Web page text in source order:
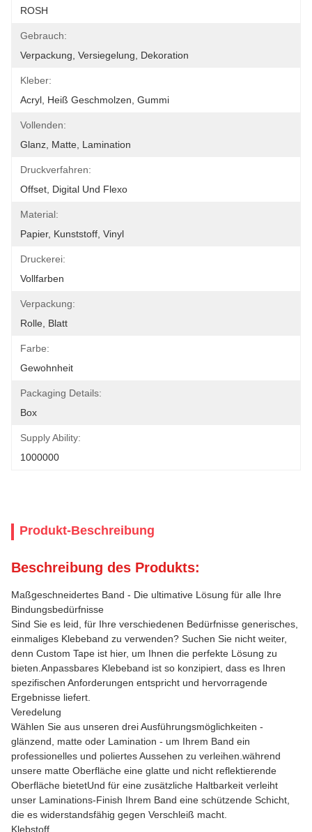
ROSH
Gebrauch:
Verpackung, Versiegelung, Dekoration
Kleber:
Acryl, Heiß Geschmolzen, Gummi
Vollenden:
Glanz, Matte, Lamination
Druckverfahren:
Offset, Digital Und Flexo
Material:
Papier, Kunststoff, Vinyl
Druckerei:
Vollfarben
Verpackung:
Rolle, Blatt
Farbe:
Gewohnheit
Packaging Details:
Box
Supply Ability:
1000000
Produkt-Beschreibung
Beschreibung des Produkts:
Maßgeschneidertes Band - Die ultimative Lösung für alle Ihre
Bindungsbedürfnisse
Sind Sie es leid, für Ihre verschiedenen Bedürfnisse generisches,
einmaliges Klebeband zu verwenden? Suchen Sie nicht weiter,
denn Custom Tape ist hier, um Ihnen die perfekte Lösung zu
bieten.Anpassbares Klebeband ist so konzipiert, dass es Ihren
spezifischen Anforderungen entspricht und hervorragende
Ergebnisse liefert.
Veredelung
Wählen Sie aus unseren drei Ausführungsmöglichkeiten -
glänzend, matte oder Lamination - um Ihrem Band ein
professionelles und poliertes Aussehen zu verleihen.während
unsere matte Oberfläche eine glatte und nicht reflektierende
Oberfläche bietetUnd für eine zusätzliche Haltbarkeit verleiht
unser Laminations-Finish Ihrem Band eine schützende Schicht,
die es widerstandsfähig gegen Verschleiß macht.
Klebstoff